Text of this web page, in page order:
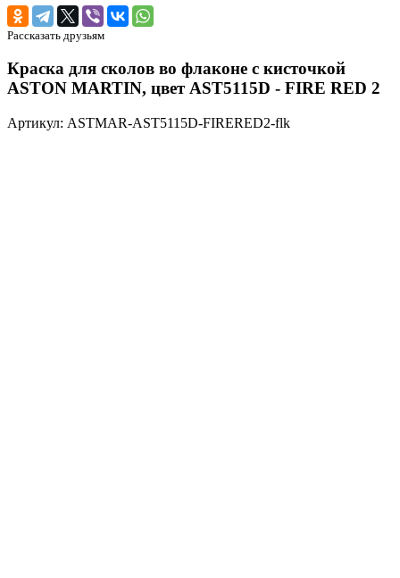
Рассказать друзьям
Краска для сколов во флаконе с кисточкой
ASTON MARTIN, цвет AST5115D - FIRE RED 2
Артикул: ASTMAR-AST5115D-FIRERED2-flk